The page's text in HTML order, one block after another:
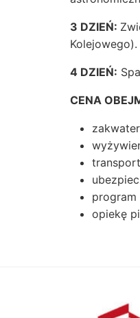
3 DZIEŃ:
4 DZIEŃ:
CENA
program
opiekę